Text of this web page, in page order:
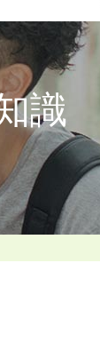
キルアップ講座
講生向け。
識